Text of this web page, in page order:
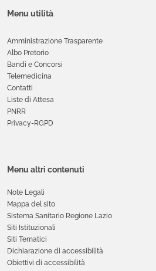
Menu utilità
Amministrazione Trasparente
Albo Pretorio
Bandi e Concorsi
Telemedicina
Contatti
Liste di Attesa
PNRR
Privacy-RGPD
Menu altri contenuti
Note Legali
Mappa del sito
Sistema Sanitario Regione Lazio
Siti Istituzionali
Siti Tematici
Dichiarazione di accessibilità
Obiettivi di accessibilità